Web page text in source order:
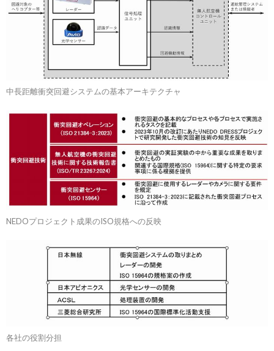
中長距離衝突回避システムの基本アーキテクチャ
NEDOプロジェクト成果のISO規格への反映
各社の役割分担